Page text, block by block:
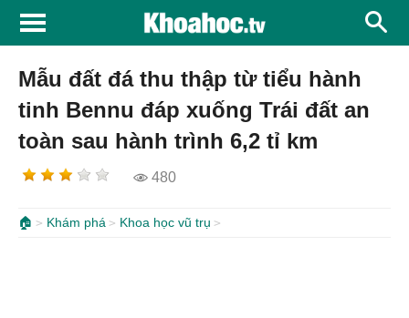
Mẫu đất đá thu thập từ tiểu hành
tinh Bennu đáp xuống Trái đất an
toàn sau hành trình 6,2 tỉ km
480
🏠 Khám phá Khoa học vũ trụ